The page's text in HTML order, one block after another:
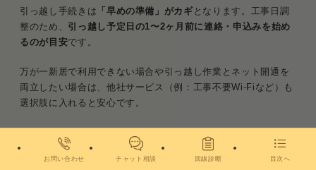
引っ越し手続きは 「早めの準備」がカギ となります。工事日調
整のため、 引っ越し予定日の1〜2ヶ月前に連絡・申込みを始め
るのが目安です。
万が一新居で利用できない場合や引っ越し作業とネット開通を
両立したい場合は、他社サービス（例：工事不要Wi-Fiなど）も
選択肢に入れると安心です。
関連記事
お問い合わせ チャット相談 回線診断 目次へ